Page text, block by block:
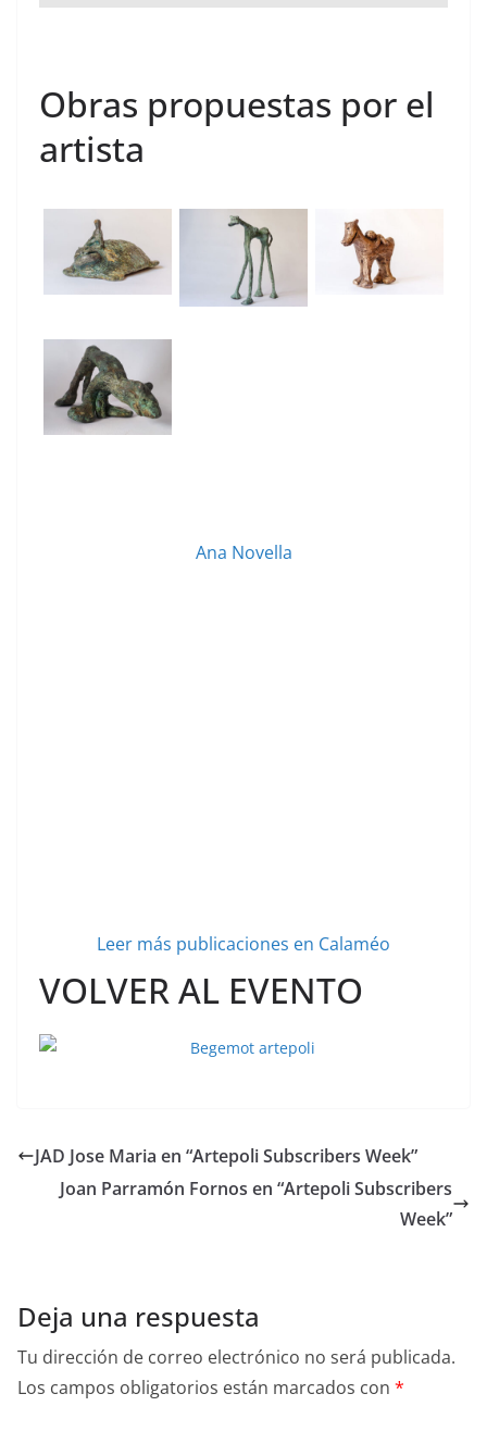
Obras propuestas por el
artista
Ana Novella
Leer más publicaciones en Calaméo
VOLVER AL EVENTO
JAD Jose Maria en “Artepoli Subscribers Week”
Joan Parramón Fornos en “Artepoli Subscribers
Week”
Deja una respuesta
Tu dirección de correo electrónico no será publicada.
Los campos obligatorios están marcados con *